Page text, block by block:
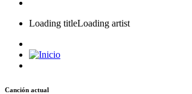
Loading titleLoading artist
Canción actual